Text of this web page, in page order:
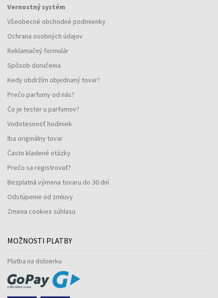
Vernostný systém
Všeobecné obchodné podmienky
Ochrana osobných údajov
Reklamačný formulár
Spôsob doručenia
Kedy obdržím objednaný tovar?
Prečo parfumy od nás?
Čo je tester u parfumov?
Vodotesnosť hodiniek
Iba originálny tovar
Často kladené otázky
Prečo sa registrovať?
Bezplatná výmena tovaru do 30 dní
Odstúpenie od zmluvy
Zmena cookies súhlasu
MOŽNOSTI PLATBY
Platba na dobierku